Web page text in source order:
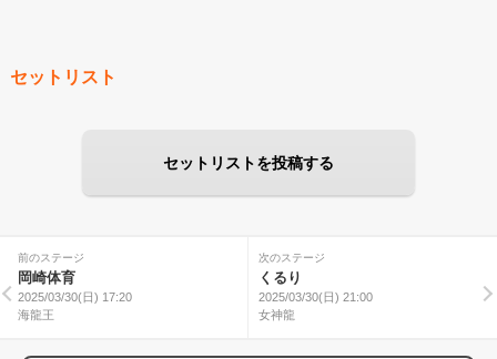
セットリスト
セットリストを投稿する
前のステージ
岡崎体育
2025/03/30(日) 17:20
海龍王
次のステージ
くるり
2025/03/30(日) 21:00
女神龍